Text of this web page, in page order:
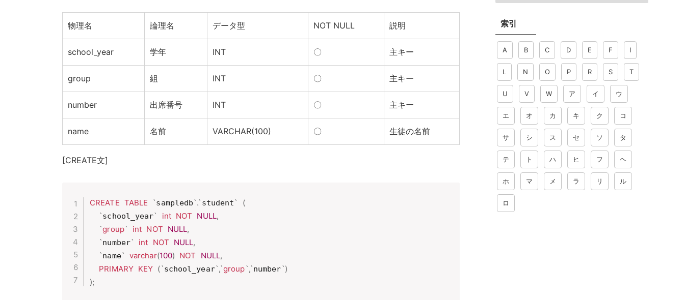
物理名 論理名 データ型 NOT NULL 説明
school_year 学年 INT 〇 主キー
group 組 INT 〇 主キー
number 出席番号 INT 〇 主キー
name 名前 VARCHAR(100) 〇 生徒の名前
[CREATE文]
CREATE TABLE `sampledb`.` student`
(
`school_year` int NOT NULL,
`group` int NOT NULL,
`number` int NOT NULL,
`name` varchar(100) NOT NULL,
PRIMARY KEY (`school_year`,`group`,`number`)
);
索引
A B C D E F I
L N O P R S T
U V W ア イ ウ
エ オ カ キ ク コ
サ シ ス セ ソ タ
テ ト ハ ヒ フ ヘ
ホ マ メ ラ リ ル
ロ